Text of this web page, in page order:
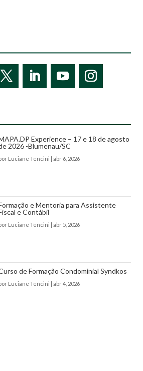
Experience – 17 e 18 de agosto
2026 -Blumenau/SC
Luciane Tencini | abr 6, 2026
e Mentoria para Assistente
e Contábil
Luciane Tencini | abr 5, 2026
de Formação Condominial Syndkos
Luciane Tencini | abr 4, 2026